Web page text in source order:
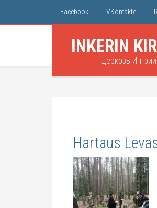
Facebook VKontakte
INKERIN
Церковь Ингрии
Hartaus